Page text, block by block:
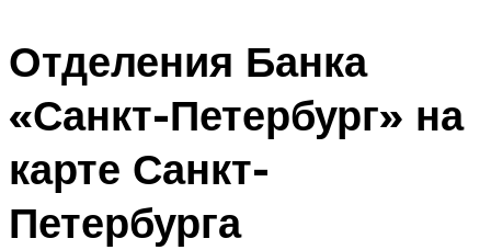
Отделения Банка
«Санкт-Петербург» на
карте Санкт-
Петербурга